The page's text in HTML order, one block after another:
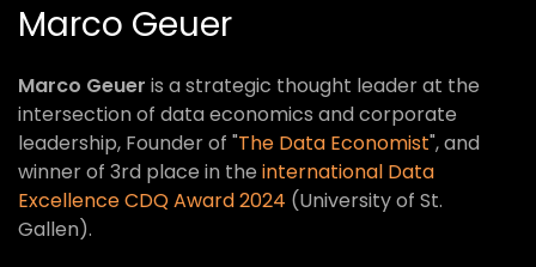
Marco Geuer
Marco Geuer is a strategic thought leader at the
intersection of data economics and corporate
leadership, Founder of "The Data Economist", and
winner of 3rd place in the international Data
Excellence CDQ Award 2024 (University of St.
Gallen).